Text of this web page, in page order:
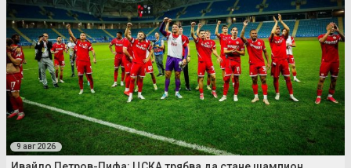
9 авг 2026